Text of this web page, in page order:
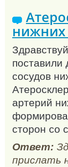
нижних
поставили
сосудов
артерий
сторон со
Ответ:
прислать